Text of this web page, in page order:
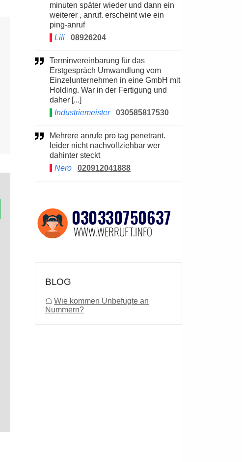
minuten später wieder und dann ein
weiterer , anruf. erscheint wie ein
ping-anruf
Lili
08926204
Terminvereinbarung für das
Erstgespräch Umwandlung vom
Einzelunternehmen in eine GmbH mit
Holding. War in der Fertigung und
daher [...]
Industriemeister
030585817530
Mehrere anrufe pro tag penetrant.
leider nicht nachvollziehbar wer
dahinter steckt
Nero
020912041888
BLOG
☖ Wie kommen Unbefugte an
Nummern?